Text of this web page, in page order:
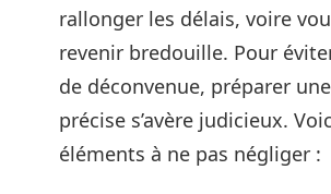
rallonger les délais, voire
revenir bredouille. Pour
de déconvenue, préparer
précise s’avère judicieux.
éléments à ne pas négliger :